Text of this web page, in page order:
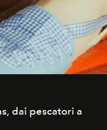
dai pescatori a